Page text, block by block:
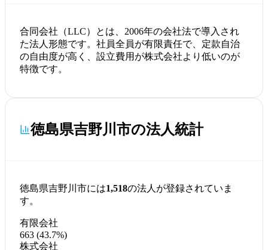
合同会社（LLC）とは、2006年の会社法で導入され
た法人形態です。社員全員が有限責任で、定款自治
の自由度が高く、設立費用が株式会社より低いのが
特徴です。
徳島県吉野川市の法人統計
徳島県吉野川市には1,518の法人が登録されていま
す。
有限会社
663 (43.7%)
株式会社